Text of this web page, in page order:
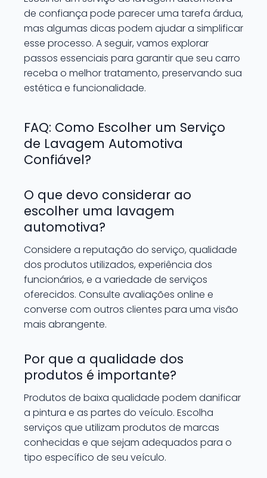
de confiança pode parecer uma tarefa árdua,
mas algumas dicas podem ajudar a simplificar
esse processo. A seguir, vamos explorar
passos essenciais para garantir que seu carro
receba o melhor tratamento, preservando sua
estética e funcionalidade.
FAQ: Como Escolher um Serviço
de Lavagem Automotiva
Confiável?
O que devo considerar ao
escolher uma lavagem
automotiva?
Considere a reputação do serviço, qualidade
dos produtos utilizados, experiência dos
funcionários, e a variedade de serviços
oferecidos. Consulte avaliações online e
converse com outros clientes para uma visão
mais abrangente.
Por que a qualidade dos
produtos é importante?
Produtos de baixa qualidade podem danificar
a pintura e as partes do veículo. Escolha
serviços que utilizam produtos de marcas
conhecidas e que sejam adequados para o
tipo específico de seu veículo.